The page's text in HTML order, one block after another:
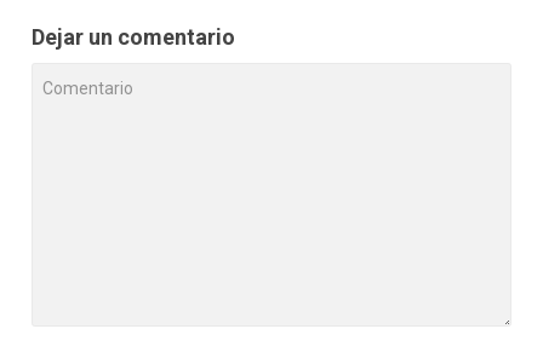
Dejar un comentario